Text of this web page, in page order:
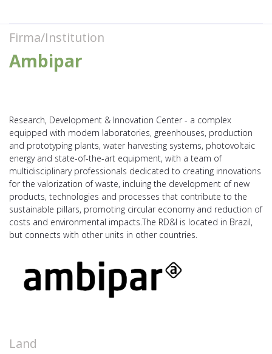
Firma/Institution
Ambipar
Research, Development & Innovation Center - a complex
equipped with modern laboratories, greenhouses, production
and prototyping plants, water harvesting systems, photovoltaic
energy and state-of-the-art equipment, with a team of
multidisciplinary professionals dedicated to creating innovations
for the valorization of waste, incluing the development of new
products, technologies and processes that contribute to the
sustainable pillars, promoting circular economy and reduction of
costs and environmental impacts.The RD&I is located in Brazil,
but connects with other units in other countries.
Land